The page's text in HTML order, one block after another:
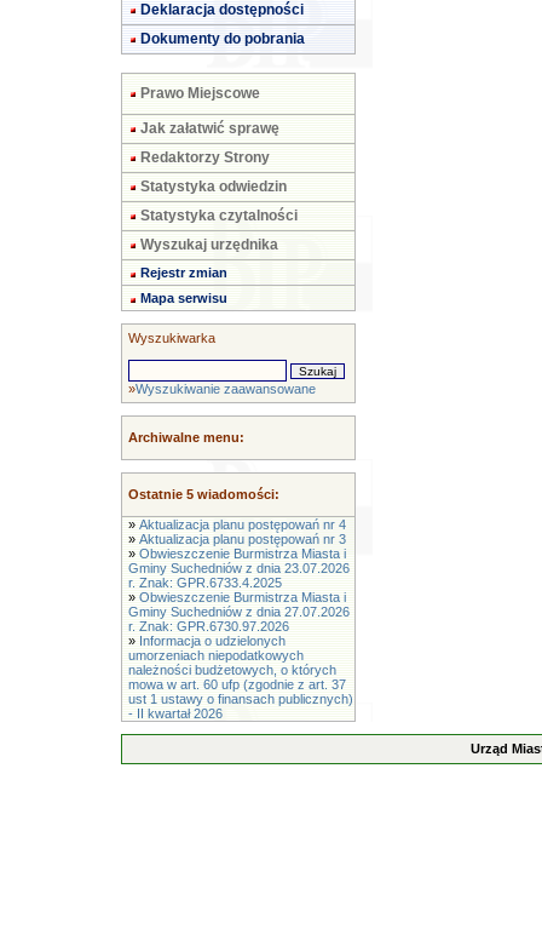
Deklaracja dostępności
Dokumenty do pobrania
Prawo Miejscowe
Jak załatwić sprawę
Redaktorzy Strony
Statystyka odwiedzin
Statystyka czytalności
Wyszukaj urzędnika
Rejestr zmian
Mapa serwisu
Wyszukiwarka
»Wyszukiwanie zaawansowane
Archiwalne menu:
Ostatnie 5 wiadomości:
» Aktualizacja planu postępowań nr 4
» Aktualizacja planu postępowań nr 3
» Obwieszczenie Burmistrza Miasta i
Gminy Suchedniów z dnia 23.07.2026
r. Znak: GPR.6733.4.2025
» Obwieszczenie Burmistrza Miasta i
Gminy Suchedniów z dnia 27.07.2026
r. Znak: GPR.6730.97.2026
» Informacja o udzielonych
umorzeniach niepodatkowych
należności budżetowych, o których
mowa w art. 60 ufp (zgodnie z art. 37
ust 1 ustawy o finansach publicznych)
- II kwartał 2026
Urząd